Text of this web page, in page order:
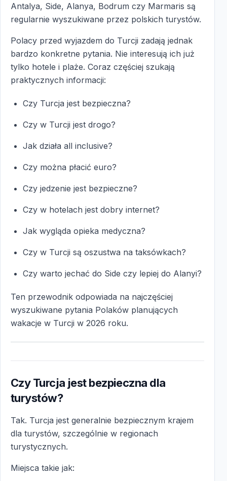
Antalya, Side, Alanya, Bodrum czy Marmaris są
regularnie wyszukiwane przez polskich turystów.
Polacy przed wyjazdem do Turcji zadają jednak
bardzo konkretne pytania. Nie interesują ich już
tylko hotele i plaże. Coraz częściej szukają
praktycznych informacji:
Czy Turcja jest bezpieczna?
Czy w Turcji jest drogo?
Jak działa all inclusive?
Czy można płacić euro?
Czy jedzenie jest bezpieczne?
Czy w hotelach jest dobry internet?
Jak wygląda opieka medyczna?
Czy w Turcji są oszustwa na taksówkach?
Czy warto jechać do Side czy lepiej do Alanyi?
Ten przewodnik odpowiada na najczęściej
wyszukiwane pytania Polaków planujących
wakacje w Turcji w 2026 roku.
Czy Turcja jest bezpieczna dla
turystów?
Tak. Turcja jest generalnie bezpiecznym krajem
dla turystów, szczególnie w regionach
turystycznych.
Miejsca takie jak: